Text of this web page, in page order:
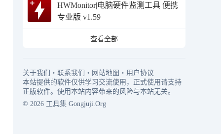
HWMonitor|电脑硬件监测工具 便携
专业版 v1.59
查看全部
关于我们 ・ 联系我们 ・ 网站地图 ・ 用户协议
本站提供的软件仅供学习交流使用，正式使用请支持
正版软件。使用本站内容带来的风险与本站无关。
© 2026 工具集 Gongjuji.Org